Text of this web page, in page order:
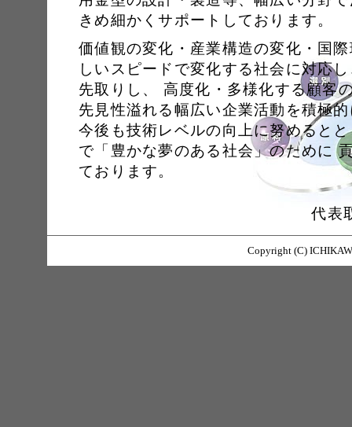
きめ細かくサポートしております。
価値観の変化・産業構造の変化・国
しいスピードで変化する社会に対応
先取りし、 高度化・多様化する顧客
先見性溢れる幅広い企業活動を積極
今後も技術レベルの向上に努めると
で「豊かな夢のある社会」のために
ております。
代表
Copyright (C)